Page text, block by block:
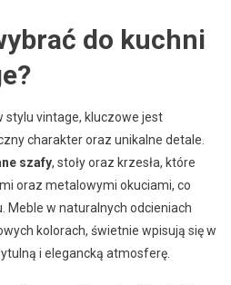
do kuchni
stylu vintage, kluczowe jest
charakter oraz unikalne detale.
szafy, stoły oraz krzesła, które
oraz metalowymi okuciami, co
Meble w naturalnych odcieniach
kolorach, świetnie wpisują się w
i elegancką atmosferę.